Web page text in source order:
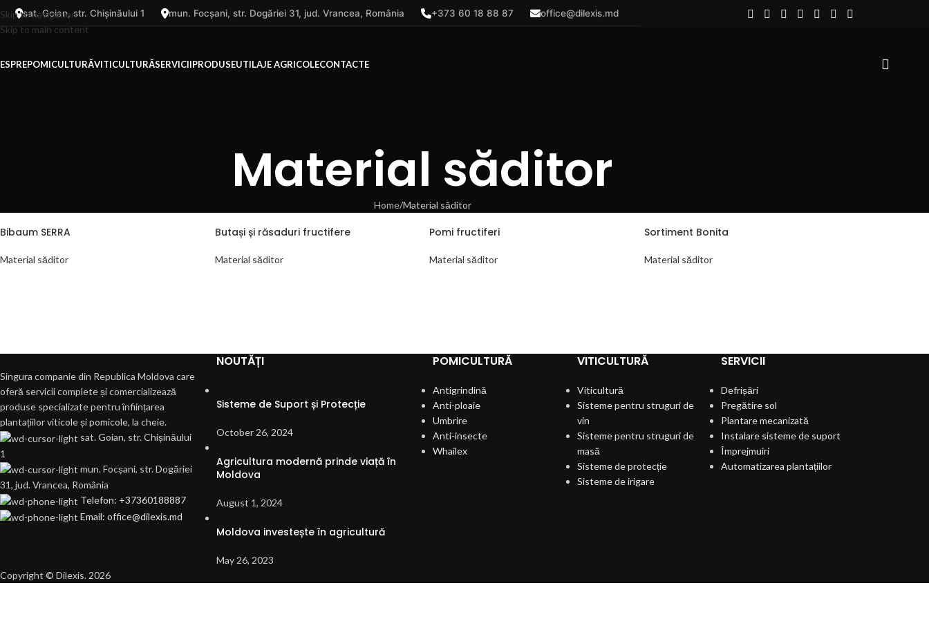
Skip to navigation
Skip to main content
sat. Goian, str. Chișinăului 1 mun. Focșani, str. Dogăriei 31, jud. Vrancea, România +373 60 18 88 87 office@dilexis.md
POMICULTURĂVITICULTURĂSERVICIIPRODUSEUTILAJE AGRICOLECONTACTE
Material săditor
Home Material săditor
Bibaum SERRA
Material săditor
Butași și răsaduri fructifere
Material săditor
Pomi fructiferi
Material săditor
Sortiment Bonita
Material săditor
Singura companie din Republica Moldova care
oferă servicii complete și comercializează
produse specializate pentru înființarea
plantațiilor viticole și pomicole, la cheie.
sat. Goian, str. Chișinăului
1
mun. Focșani, str. Dogăriei
31, jud. Vrancea, România
Telefon: +37360188887
Email: office@dilexis.md
NOUTĂȚI
Sisteme de Suport și Protecție
October 26, 2024
Agricultura modernă prinde viață în
Moldova
August 1, 2024
Moldova investește în agricultură
May 26, 2023
POMICULTURĂ
Antigrindină
Anti-ploaie
Umbrire
Anti-insecte
Whailex
VITICULTURĂ
Viticultură
Sisteme pentru struguri de
vin
Sisteme pentru struguri de
masă
Sisteme de protecție
Sisteme de irigare
SERVICII
Defrișări
Pregătire sol
Plantare mecanizată
Instalare sisteme de suport
Împrejmuiri
Automatizarea plantațiilor
Copyright © Dilexis. 2026